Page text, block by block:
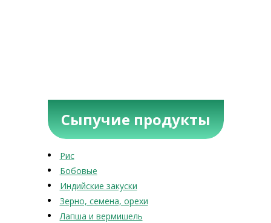
Сыпучие продукты
Рис
Бобовые
Индийские закуски
Зерно, семена, орехи
Лапша и вермишель